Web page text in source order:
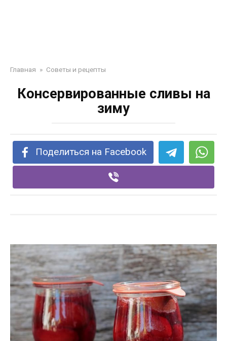
Главная » Советы и рецепты
Консервированные сливы на
зиму
Поделиться на Facebook